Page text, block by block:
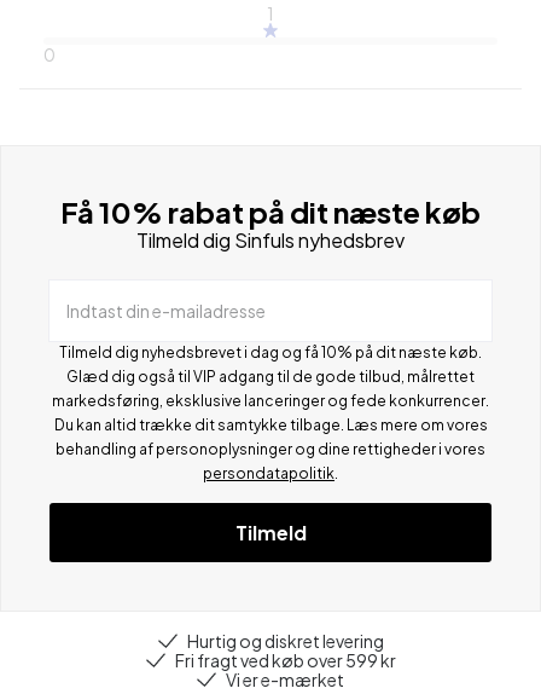
1
0
Få 10% rabat på dit næste køb
Tilmeld dig Sinfuls nyhedsbrev
Indtast din e-mailadresse
Tilmeld dig nyhedsbrevet i dag og få 10% på dit næste køb.
Glæd dig også til VIP adgang til de gode tilbud, målrettet
markedsføring, eksklusive lanceringer og fede konkurrencer.
Du kan altid trække dit samtykke tilbage. Læs mere om vores
behandling af personoplysninger og dine rettigheder i vores
persondatapolitik
Tilmeld
Hurtig og diskret levering
Fri fragt ved køb over 599 kr
Vi er e-mærket